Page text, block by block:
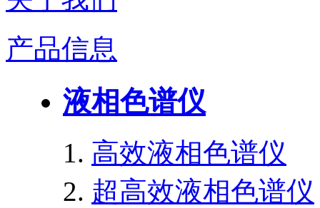
产品信息
液相色谱仪
高效液相色谱仪
超高效液相色谱仪